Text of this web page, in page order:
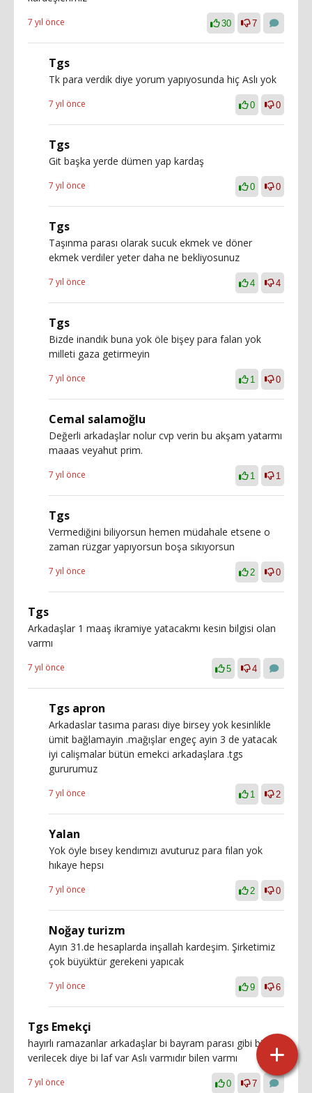
7 yıl önce 30 7
Tgs
Tk para verdik diye yorum yapıyosunda hiç Aslı yok
7 yıl önce 0 0
Tgs
Git başka yerde dümen yap kardaş
7 yıl önce 0 0
Tgs
Taşınma parası olarak sucuk ekmek ve döner
ekmek verdiler yeter daha ne bekliyosunuz
7 yıl önce 4 4
Tgs
Bizde inandık buna yok öle bişey para falan yok
milleti gaza getirmeyin
7 yıl önce 1 0
Cemal salamoğlu
Değerli arkadaşlar nolur cvp verin bu akşam yatarmı
maaas veyahut prim.
7 yıl önce 1 1
Tgs
Vermediğini biliyorsun hemen müdahale etsene o
zaman rüzgar yapıyorsun boşa sıkıyorsun
7 yıl önce 2 0
Tgs
Arkadaşlar 1 maaş ikramiye yatacakmı kesin bilgisi olan
varmı
7 yıl önce 5 4
Tgs apron
Arkadaslar tasıma parası diye birsey yok kesinlikle
ümit bağlamayin .mağışlar engeç ayin 3 de yatacak
iyi calişmalar bütün emekci arkadaşlara .tgs
gururumuz
7 yıl önce 1 2
Yalan
Yok öyle bısey kendımızı avuturuz para fılan yok
hıkaye hepsı
7 yıl önce 2 0
Noğay turizm
Ayın 31.de hesaplarda inşallah kardeşim. Şirketimiz
çok büyüktür gerekeni yapıcak
7 yıl önce 9 6
Tgs Emekçi
hayırlı ramazanlar arkadaşlar bi bayram parası gibi bişey
verilecek diye bi laf var Aslı varmıdır bilen varmı
7 yıl önce 0 7